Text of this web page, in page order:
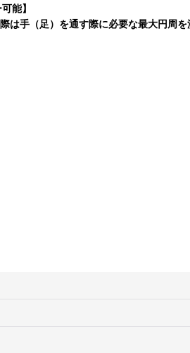
能】
は手（足）を通す際に必要な最大円周を